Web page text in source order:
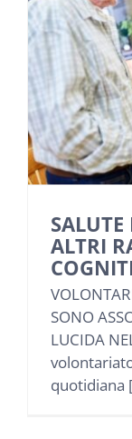
ALTRI
SONO
LUCIDA
quotidiana